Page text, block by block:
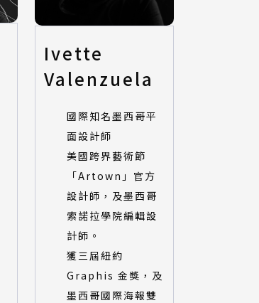
Ivette
Valenzuela
國際知名墨西哥平
面設計師
美國跨界藝術節
「Artown」官方
設計師，及墨西哥
索諾拉學院編輯設
計師。
獲三屆紐約
Graphis 金獎，及
墨西哥國際海報雙